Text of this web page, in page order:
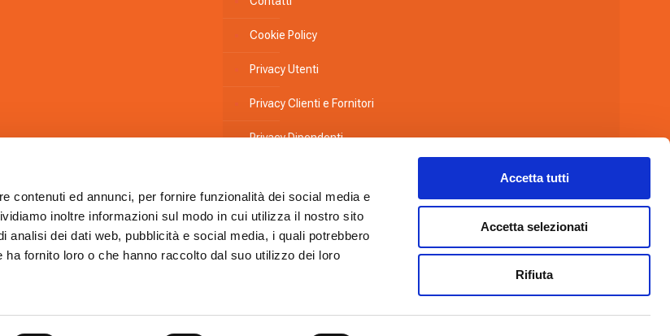
contenuti ed annunci, per fornire funzionalità dei social media e
inoltre informazioni sul modo in cui utilizza il nostro sito
analisi dei dati web, pubblicità e social media, i quali potrebbero
fornito loro o che hanno raccolto dal suo utilizzo dei loro
Accetta tutti
Accetta selezionati
Rifiuta
Cookie Policy
Privacy Utenti
Privacy Clienti e Fornitori
Privacy Dipendenti
Codice Etico